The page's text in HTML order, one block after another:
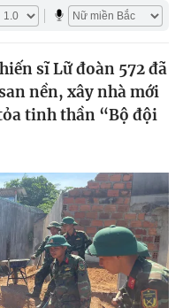
sĩ Lữ đoàn 572 đã
nền, xây nhà mới
tinh thần “Bộ đội